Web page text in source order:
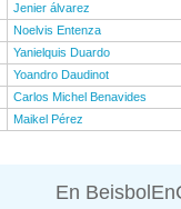
Jenier álvarez
Noelvis Entenza
Yanielquis Duardo
Yoandro Daudinot
Carlos Michel Benavides
Maikel Pérez
En